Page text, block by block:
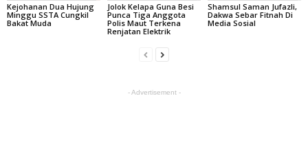
Kejohanan Dua Hujung
Minggu SSTA Cungkil
Bakat Muda
Jolok Kelapa Guna Besi
Punca Tiga Anggota
Polis Maut Terkena
Renjatan Elektrik
Shamsul Saman Jufazli,
Dakwa Sebar Fitnah Di
Media Sosial
- Advertisement -